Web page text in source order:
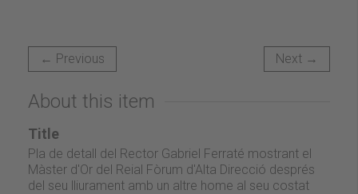
← Previous Next →
About this item
Title
Pla de detall del Rector Gabriel Ferraté mostrant el
Màster d'Or del Reial Fòrum d'Alta Direcció després
del seu lliurament amb un altre home al seu costat